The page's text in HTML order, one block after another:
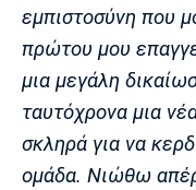
Μπορούσια
εμπιστοσύνη που
πρώτου μου
μια μεγάλη
ταυτόχρονα μια
σκληρά για να
ομάδα. Νιώθω